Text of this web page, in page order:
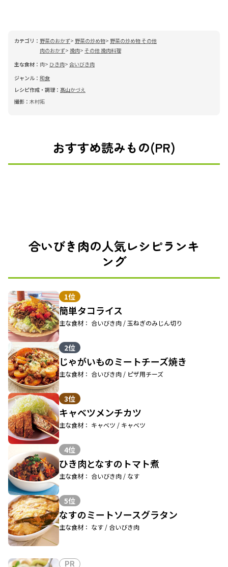
カテゴリ： 野菜のおかず 野菜の炒め物
野菜の炒め物 その他
肉のおかず 挽肉 その他 挽肉料理
主な食材： 肉 ひき肉 合いびき肉
ジャンル： 和食
レシピ作成・調理： 髙山かづえ
撮影： 木村拓
おすすめ読みもの(PR)
合いびき肉の人気レシピランキ
ング
1位
簡単タコライス
主な食材： 合いびき肉 / 玉ねぎのみじん切り
2位
じゃがいものミートチーズ焼き
主な食材： 合いびき肉 / ピザ用チーズ
3位
キャベツメンチカツ
主な食材： キャベツ / キャベツ
4位
ひき肉となすのトマト煮
主な食材： 合いびき肉 / なす
5位
なすのミートソースグラタン
主な食材： なす / 合いびき肉
PR